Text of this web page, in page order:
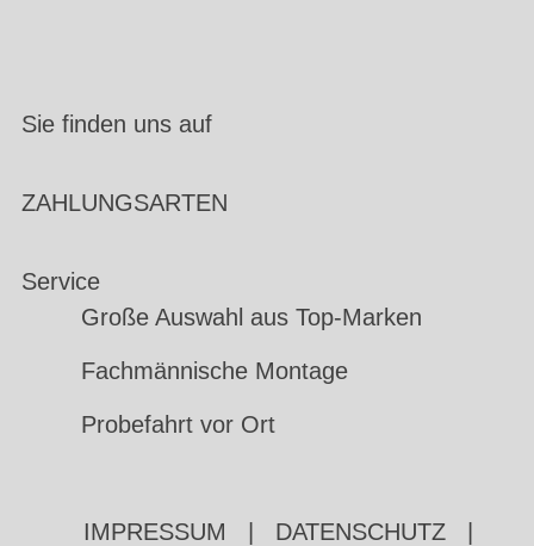
Sie finden uns auf
ZAHLUNGSARTEN
Service
Große Auswahl aus Top-Marken
Fachmännische Montage
Probefahrt vor Ort
IMPRESSUM DATENSCHUTZ